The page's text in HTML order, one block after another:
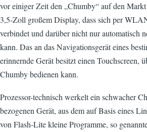
vor einiger Zeit den „Chumby“ auf den
3,5-Zoll großem Display, dass sich per
verbindet und darüber nicht nur automatisch
kann. Das an das Navigationsgerät eines
erinnernde Gerät besitzt einen Touchscreen,
Chumby bedienen kann.
Prozessor-technisch werkelt ein schwacher
bezogenen Gerät, aus dem auf Basis eines
von Flash-Lite kleine Programme, so